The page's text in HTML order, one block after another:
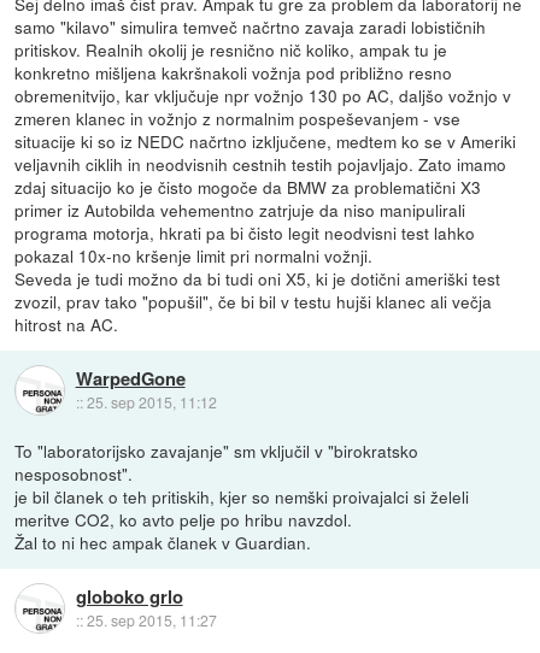
samo "kilavo" simulira temveč načrtno zavaja zaradi lobističnih
pritiskov. Realnih okolij je resnično nič koliko, ampak tu je
konkretno mišljena kakršnakoli vožnja pod približno resno
obremenitvijo, kar vključuje npr vožnjo 130 po AC, daljšo vožnjo v
zmeren klanec in vožnjo z normalnim pospeševanjem - vse
situacije ki so iz NEDC načrtno izključene, medtem ko se v Ameriki
veljavnih ciklih in neodvisnih cestnih testih pojavljajo. Zato imamo
zdaj situacijo ko je čisto mogoče da BMW za problematični X3
primer iz Autobilda vehementno zatrjuje da niso manipulirali
programa motorja, hkrati pa bi čisto legit neodvisni test lahko
pokazal 10x-no kršenje limit pri normalni vožnji.
Seveda je tudi možno da bi tudi oni X5, ki je dotični ameriški test
zvozil, prav tako "popušil", če bi bil v testu hujši klanec ali večja
hitrost na AC.
WarpedGone
::25. sep 2015, 11:12
To "laboratorijsko zavajanje" sm vključil v "birokratsko
nesposobnost".
je bil članek o teh pritiskih, kjer so nemški proivajalci si želeli
meritve CO2, ko avto pelje po hribu navzdol.
Žal to ni hec ampak članek v Guardian.
globoko grlo
::25. sep 2015, 11:27